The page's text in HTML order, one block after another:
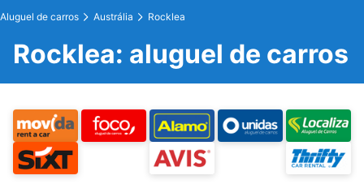
Aluguel de carros Austrália Rocklea
Rocklea: aluguel de carros